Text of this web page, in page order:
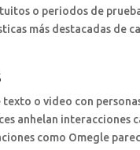
o periodos de
más destacadas de
texto o video con
anhelan interacciones
como Omegle